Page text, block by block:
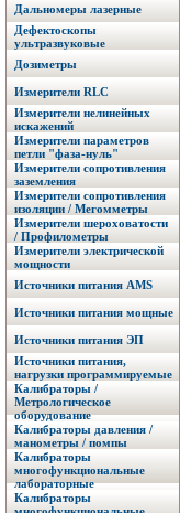
Дальномеры лазерные
Дефектоскопы
ультразвуковые
Дозиметры
Измерители RLC
Измерители нелинейных
искажений
Измерители параметров
петли "фаза-нуль"
Измерители сопротивления
заземления
Измерители сопротивления
изоляции / Мегомметры
Измерители шероховатости
/ Профилометры
Измерители электрической
мощности
Источники питания AMS
Источники питания мощные
Источники питания ЭП
Источники питания,
нагрузки программируемые
Калибраторы /
Метрологическое
оборудование
Калибраторы давления /
манометры / помпы
Калибраторы
многофункциональные
лабораторные
Калибраторы